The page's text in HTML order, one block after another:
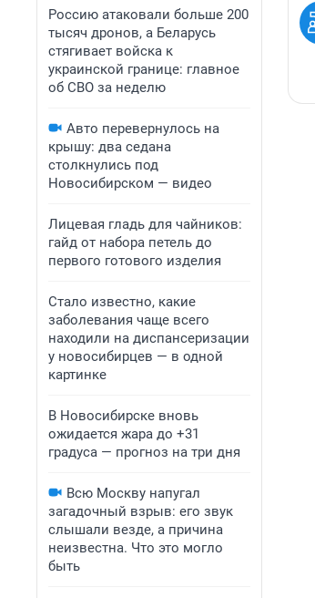
Россию атаковали больше 200
тысяч дронов, а Беларусь
стягивает войска к
украинской границе: главное
об СВО за неделю
Авто перевернулось на
крышу: два седана
столкнулись под
Новосибирском — видео
Лицевая гладь для чайников:
гайд от набора петель до
первого готового изделия
Стало известно, какие
заболевания чаще всего
находили на диспансеризации
у новосибирцев — в одной
картинке
В Новосибирске вновь
ожидается жара до +31
градуса — прогноз на три дня
Всю Москву напугал
загадочный взрыв: его звук
слышали везде, а причина
неизвестна. Что это могло
быть